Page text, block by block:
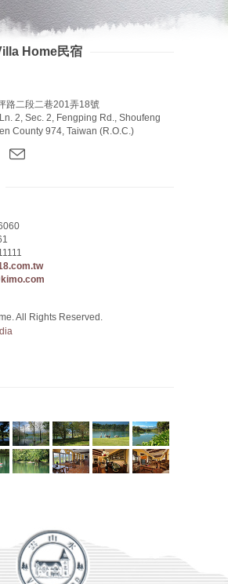
Home民宿
路二段二巷201弄18號
2, Sec. 2, Fengping Rd., Shoufeng
County 974, Taiwan (R.O.C.)
All Rights Reserved.